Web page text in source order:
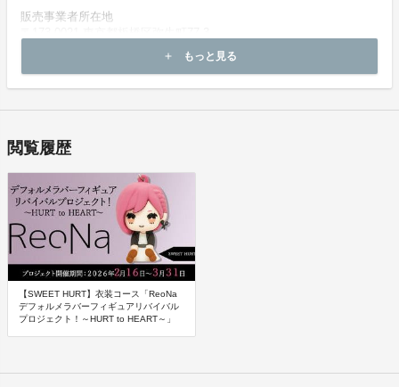
2018年4月にアニメ『ソードアート・オンライン オル
タナティブ ガンゲイル・オンライン』劇中歌アーティ
スト、神崎エルザの歌唱役にてプレデビュー。
同年８月にReoNa名義のアニメ『ハッピーシュガーラ
イフ』EDテーマ「SWEET HURT」でソロデビュー。
A piece of blue glass moon-』、『シャドーハウス』、
『シャングリラ・フロンティア』などアニメ、ゲームソ
ングをリリース。
2023年3月には自身初の日本武道館ワンマンライブ「R
eoNa ONE-MAN Concert 2023 “ピルグリム” at日本武道
販売事業者所在地
代表者または運営統括責任者
代表者または運営統括責任者（フリガナ）
連絡先／ホームページ
https://soreosu.com/
連絡先／電子メール
soreosu-ml@animate.co.jp
連絡先／TEL
045-441-1616
販売価格帯
※各プロジェクトページの「リワード代金」をご覧ください。価格
は税込です。
add もっと見る
閲覧履歴
【SWEET HURT】衣装コース「ReoNa
デフォルメラバーフィギュアリバイバル
プロジェクト！～HURT to HEART～」